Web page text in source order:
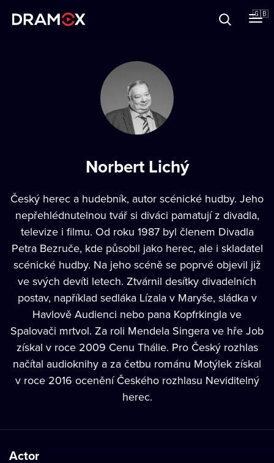
🇬🇧
Norbert Lichý
Český herec a hudebník, autor scénické hudby. Jeho
nepřehlédnutelnou tvář si diváci pamatují z divadla,
televize i filmu. Od roku 1987 byl členem Divadla
Petra Bezruče, kde působil jako herec, ale i skladatel
scénické hudby. Na jeho scéně se poprvé objevil již
ve svých devíti letech. Ztvárnil desítky divadelních
postav, například sedláka Lízala v Maryše, sládka v
Havlově Audienci nebo pana Kopfrkingla ve
Spalovači mrtvol. Za roli Mendela Singera ve hře Job
získal v roce 2009 Cenu Thálie. Pro Český rozhlas
načítal audioknihy a za četbu románu Motýlek získal
v roce 2016 ocenění Českého rozhlasu Neviditelný
herec.
Actor